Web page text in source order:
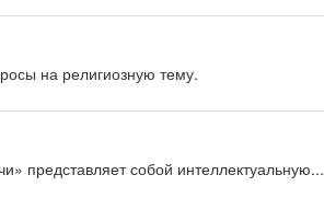
на религиозную тему.
представляет собой интеллектуальную...